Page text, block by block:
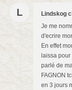
L Lindskog
Je me
d'ecrire
En effet
laissa
parlé de
FAGNON
en 3 jours